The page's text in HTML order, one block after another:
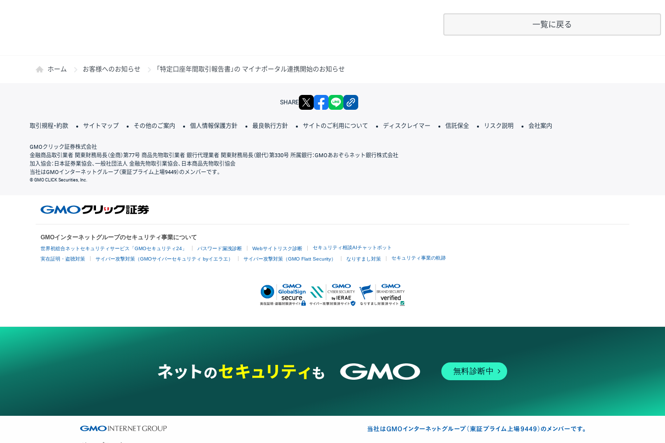
一覧に戻る
ホーム お客様へのお知らせ 「特定口座年間取引報告書」の マイナポータル連携開始のお知らせ
SHARE X facebook
取引規程・約款 サイトマップ その他のご案内 個人情報保護方針 最良執行方針 サイトのご利用について ディスクレイマー 信託保全 リスク説明 会社案内
GMOクリック証券株式会社
金融商品取引業者 関東財務局長（金商）第77号 商品先物取引業者 銀行代理業者 関東財務局長（銀代）第330号 所属銀行：GMOあおぞらネット銀行株式会社
加入協会：日本証券業協会、一般社団法人 金融先物取引業協会、日本商品先物取引協会
当社はGMOインターネットグループ（東証プライム上場9449）のメンバーです。
© GMO CLICK Securities, Inc.
GMOインターネットグループのセキュリティ事業について
世界初総合ネットセキュリティサービス「GMOセキュリティ24」 パスワード漏洩診断 Webサイトリスク診断 セキュリティ相談AIチャットボット
実在証明・盗聴対策 サイバー攻撃対策（GMOサイバーセキュリティ byイエラエ） サイバー攻撃対策（GMO Flatt Security） なりすまし対策 セキュリティ事業の軌跡
無料診断中